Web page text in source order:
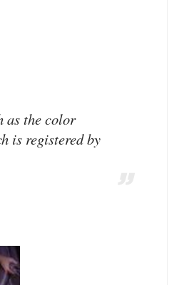
as the color
is registered by